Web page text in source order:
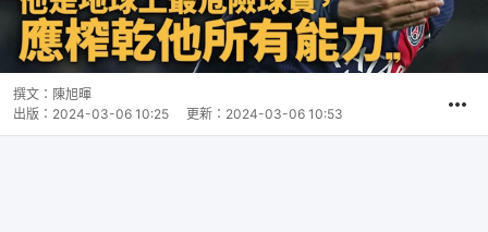
撰文： 陳旭暉
出版： 2024-03-06 10:25 更新： 2024-03-06 10:53